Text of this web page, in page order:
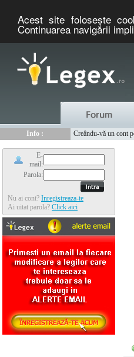
Acest site foloseşte
Continuarea navigării
Info :
www.tntauto.ro -
E-
mail:
Parola:
Nu ai cont? Inregistreaza-te
Ai uitat parola? Click aici